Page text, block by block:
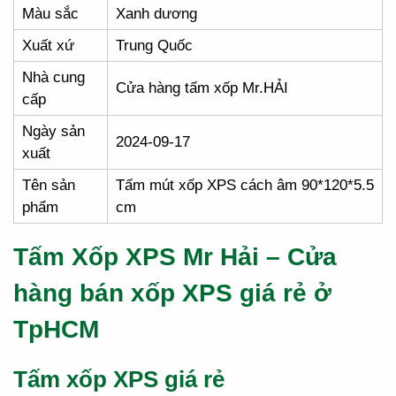
Màu sắc
Xanh dương
Xuất xứ
Trung Quốc
Nhà cung
cấp
Cửa hàng tấm xốp Mr.HẢI
Ngày sản
xuất
2024-09-17
Tên sản
phẩm
Tấm mút xốp XPS cách âm 90*120*5.5
cm
Tấm Xốp XPS Mr Hải – Cửa
hàng bán xốp XPS giá rẻ ở
TpHCM
Tấm xốp XPS giá rẻ